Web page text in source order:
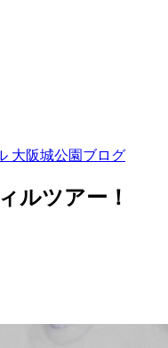
大阪城公園ブログ
ルツアー！